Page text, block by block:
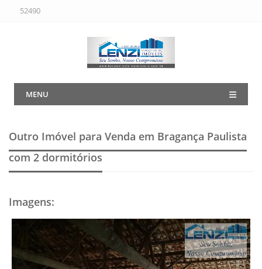
52490
MENU
Outro Imóvel para Venda em Bragança Paulista
com 2 dormitórios
Imagens: